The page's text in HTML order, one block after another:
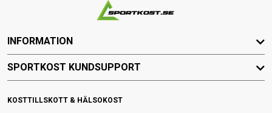
KOSTTILLSKOTT & HÄLSOKOST
INFORMATION
SPORTKOST KUNDSUPPORT